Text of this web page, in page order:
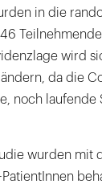
in die
Teilnehmende
wird
da die
noch laufende
wurden mit